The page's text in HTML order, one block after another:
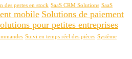
des pertes en stock SaaS CRM Solutions SaaS
mobile Solutions de paiement
pour petites entreprises
Suivi en temps réel des pièces Système